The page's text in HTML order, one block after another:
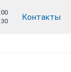
Контакты